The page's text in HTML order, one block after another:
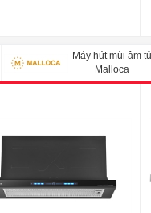
Máy hút mùi âm tủ
Malloca